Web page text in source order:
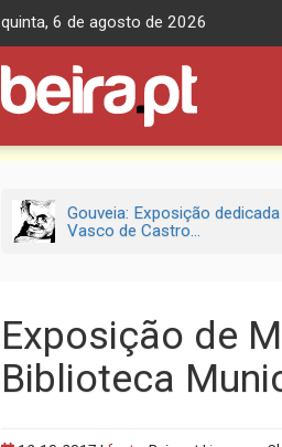
quinta, 6 de agosto de 2026
Gouveia: Exposição
Vasco de Castro...
Exposição de
Biblioteca